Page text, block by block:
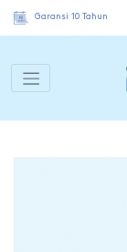
Garansi 10 Tahun